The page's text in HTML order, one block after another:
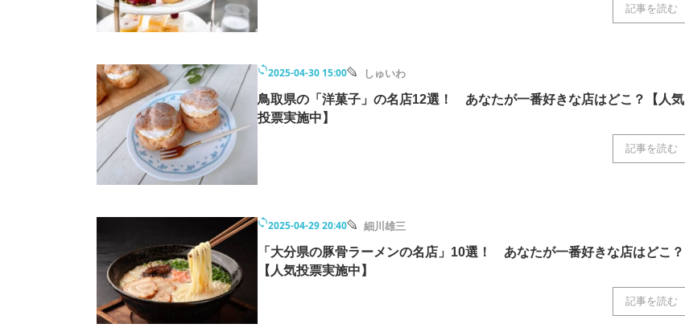
記事を読む
2025-04-30 15:00 しゅいわ
鳥取県の「洋菓子」の名店12選！ あなたが一番好きな店はどこ？【人気
投票実施中】
記事を読む
2025-04-29 20:40 細川雄三
「大分県の豚骨ラーメンの名店」10選！ あなたが一番好きな店はどこ？
【人気投票実施中】
記事を読む